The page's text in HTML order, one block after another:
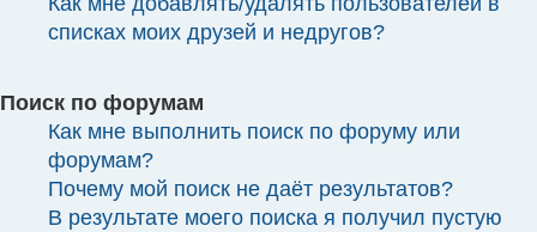
списках моих друзей и недругов?
Поиск по форумам
Как мне выполнить поиск по форуму или
форумам?
Почему мой поиск не даёт результатов?
В результате моего поиска я получил пустую